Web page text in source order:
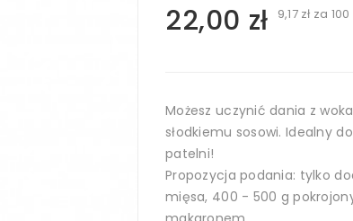
22,00 zł 9,17 zł za
Możesz uczynić dania z
słodkiemu sosowi. Idealny
patelni!
Propozycja podania: tylko
mięsa, 400 - 500 g